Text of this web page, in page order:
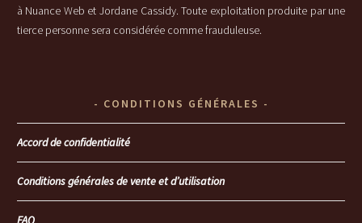
à Nuance Web et Jordane Cassidy. Toute exploitation produite par une
tierce personne sera considérée comme frauduleuse.
CONDITIONS GÉNÉRALES
Accord de confidentialité
Conditions générales de vente et d’utilisation
FAQ